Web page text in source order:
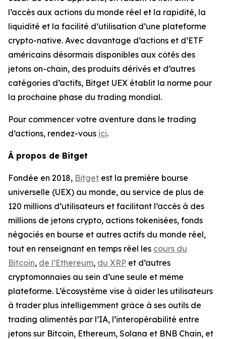
l’accès aux actions du monde réel et la rapidité, la
liquidité et la facilité d’utilisation d’une plateforme
crypto-native. Avec davantage d’actions et d’ETF
américains désormais disponibles aux côtés des
jetons on-chain, des produits dérivés et d’autres
catégories d’actifs, Bitget UEX établit la norme pour
la prochaine phase du trading mondial.
Pour commencer votre aventure dans le trading
d’actions, rendez-vous ici.
À propos de Bitget
Fondée en 2018, Bitget est la première bourse
universelle (UEX) au monde, au service de plus de
120 millions d’utilisateurs et facilitant l’accès à des
millions de jetons crypto, actions tokenisées, fonds
négociés en bourse et autres actifs du monde réel,
tout en renseignant en temps réel les cours du
Bitcoin, de l’Ethereum, du XRP et d’autres
cryptomonnaies au sein d’une seule et même
plateforme. L’écosystème vise à aider les utilisateurs
à trader plus intelligemment grâce à ses outils de
trading alimentés par l’IA, l’interopérabilité entre
jetons sur Bitcoin, Ethereum, Solana et BNB Chain, et